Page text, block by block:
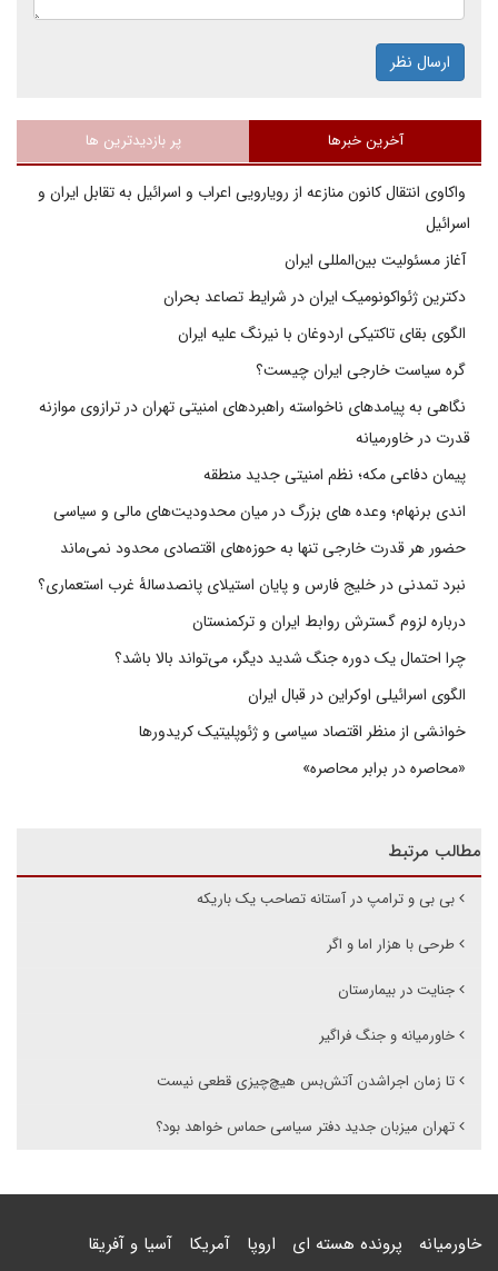
ارسال نظر
آخرین خبرها پر بازدیدترین ها
واکاوی انتقال کانون منازعه از رویارویی اعراب و اسرائیل به تقابل ایران و
اسرائیل
آغاز مسئولیت بین‌المللی ایران
دکترین ژئواکونومیک ایران در شرایط تصاعد بحران
الگوی بقای تاکتیکی اردوغان با نیرنگ علیه ایران
گره سیاست خارجی ایران چیست؟
نگاهی به پیامدهای ناخواسته راهبردهای امنیتی تهران در ترازوی موازنه
قدرت در خاورمیانه
پیمان دفاعی مکه؛ نظم امنیتی جدید منطقه
اندی برنهام؛ وعده های بزرگ در میان محدودیت‌های مالی و سیاسی
حضور هر قدرت خارجی تنها به حوزه‌های اقتصادی محدود نمی‌ماند
نبرد تمدنی در خلیج فارس و پایان استیلای پانصدسالۀ غرب استعماری؟
درباره لزوم گسترش روابط ایران و ترکمنستان
چرا احتمال یک دوره جنگ شدید دیگر، می‌تواند بالا باشد؟
الگوی اسرائیلی اوکراین در قبال ایران
خوانشی از منظر اقتصاد سیاسی و ژئوپلیتیک کریدورها
«محاصره در برابر محاصره»
مطالب مرتبط
بی بی و ترامپ در آستانه تصاحب یک باریکه
طرحی با هزار اما و اگر
جنایت در بیمارستان
خاورمیانه و جنگ فراگیر
تا زمان اجراشدن آتش‌بس هیچ‌چیزی قطعی نیست
تهران میزبان جدید دفتر سیاسی حماس خواهد بود؟‌
خاورمیانه پرونده هسته ای اروپا آمریکا آسیا و آفریقا